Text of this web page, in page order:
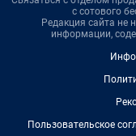
с сотового
Редакция сайта не
информации,
Пользовательское